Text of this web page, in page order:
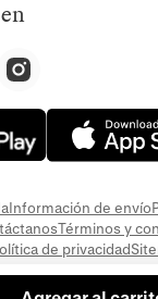
Información de envío
Términos y
de privacidad